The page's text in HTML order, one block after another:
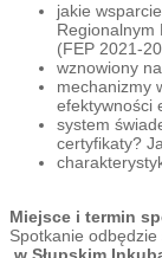
jakie
Regionalnym
(FEP 2021-
wznowiony
mechanizmy
efektywności
system
certyfikaty?
Miejsce i termin
Spotkanie odbędzie